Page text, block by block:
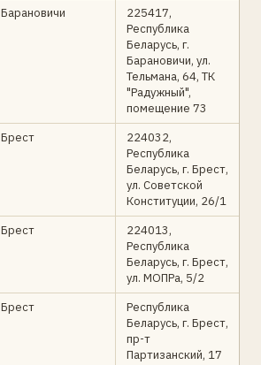
Барановичи
225417,
Республика
Беларусь, г.
Барановичи, ул.
Тельмана, 64, ТК
"Радужный",
помещение 73
Брест
224032,
Республика
Беларусь, г. Брест,
ул. Советской
Конституции, 26/1
Брест
224013,
Республика
Беларусь, г. Брест,
ул. МОПРа, 5/2
Брест
Республика
Беларусь, г. Брест,
пр-т
Партизанский, 17